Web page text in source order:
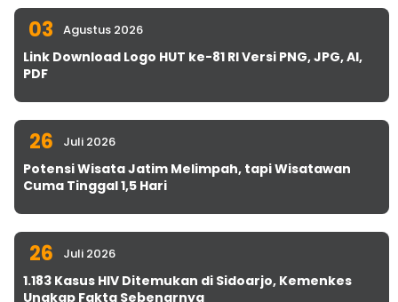
03 Agustus 2026
Link Download Logo HUT ke-81 RI Versi PNG, JPG, AI,
PDF
26 Juli 2026
Potensi Wisata Jatim Melimpah, tapi Wisatawan
Cuma Tinggal 1,5 Hari
26 Juli 2026
1.183 Kasus HIV Ditemukan di Sidoarjo, Kemenkes
Ungkap Fakta Sebenarnya